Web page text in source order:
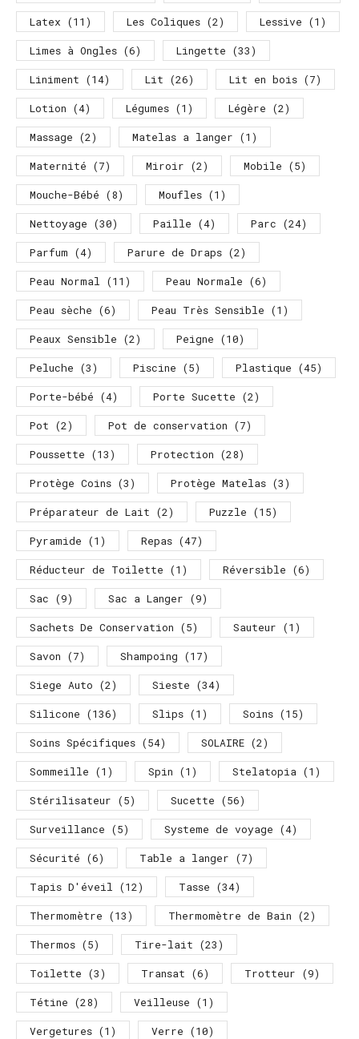
Latex (11) Les Coliques (2) Lessive (1)
Limes à Ongles (6) Lingette (33)
Liniment (14) Lit (26) Lit en bois (7)
Lotion (4) Légumes (1) Légère (2)
Massage (2) Matelas a langer (1)
Maternité (7) Miroir (2) Mobile (5)
Mouche-Bébé (8) Moufles (1)
Nettoyage (30) Paille (4) Parc (24)
Parfum (4) Parure de Draps (2)
Peau Normal (11) Peau Normale (6)
Peau sèche (6) Peau Très Sensible (1)
Peaux Sensible (2) Peigne (10)
Peluche (3) Piscine (5) Plastique (45)
Porte-bébé (4) Porte Sucette (2)
Pot (2) Pot de conservation (7)
Poussette (13) Protection (28)
Protège Coins (3) Protège Matelas (3)
Préparateur de Lait (2) Puzzle (15)
Pyramide (1) Repas (47)
Réducteur de Toilette (1) Réversible (6)
Sac (9) Sac a Langer (9)
Sachets De Conservation (5) Sauteur (1)
Savon (7) Shampoing (17)
Siege Auto (2) Sieste (34)
Silicone (136) Slips (1) Soins (15)
Soins Spécifiques (54) SOLAIRE (2)
Sommeille (1) Spin (1) Stelatopia (1)
Stérilisateur (5) Sucette (56)
Surveillance (5) Systeme de voyage (4)
Sécurité (6) Table a langer (7)
Tapis D'éveil (12) Tasse (34)
Thermomètre (13) Thermomètre de Bain (2)
Thermos (5) Tire-lait (23)
Toilette (3) Transat (6) Trotteur (9)
Tétine (28) Veilleuse (1)
Vergetures (1) Verre (10)